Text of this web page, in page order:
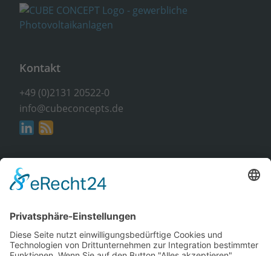
Kontakt
+49 (0)2131 20522-0
info@cubeconcepts.de
Adresse
An der Gümpgesbrücke 17
41564 Kaarst